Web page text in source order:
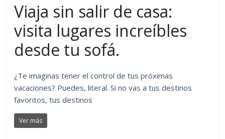
Viaja sin salir de casa:
visita lugares increíbles
desde tu sofá.
¿Te imaginas tener el control de tus próximas
vacaciones? Puedes, literal. Si no vas a tus destinos
favoritos, tus destinos
Ver más